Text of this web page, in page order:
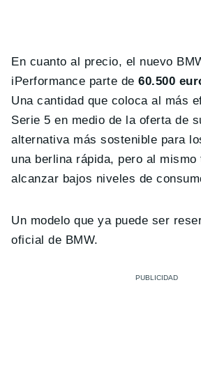
En cuanto al precio, el nuevo
iPerformance parte de 60.500
Una cantidad que coloca al más
Serie 5 en medio de la oferta de
alternativa más sostenible para
una berlina rápida, pero al mismo
alcanzar bajos niveles de
Un modelo que ya puede ser
oficial de BMW.